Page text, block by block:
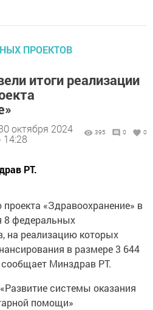
ПРОЕКТОВ
итоги реализации
октября 2024
14:28
395 0 0
РТ.
«Здравоохранение» в
8 федеральных
на реализацию которых
в размере 3 644
Минздрав РТ.
системы оказания
помощи»